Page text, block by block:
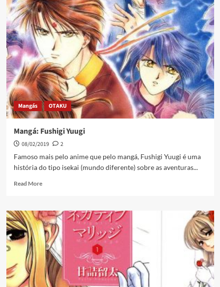
Mangás OTAKU
Mangá: Fushigi Yuugi
08/02/2019
2
Famoso mais pelo anime que pelo mangá, Fushigi Yuugi é uma
história do tipo isekai (mundo diferente) sobre as aventuras...
Read More